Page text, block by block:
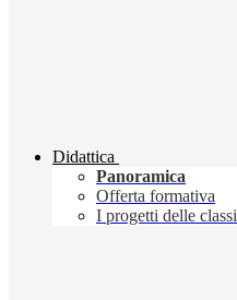
Didattica
Panoramica
Offerta formativa
I progetti delle classi